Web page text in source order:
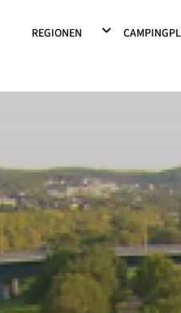
REGIONEN DROPDOWN